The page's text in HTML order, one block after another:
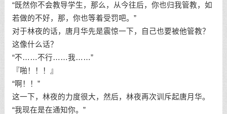
“既然你不会教导学生，那么，从今往后，你也归我管教，如
若做的不好，那，你也等着受罚吧。”
对于林夜的话，唐月华先是震惊一下，自己也要被他管教？
这像什么话？
“不……不行……我……”
『啪！！！』
“啊！！”
这一下，林夜的力度很大，然后，林夜再次训斥起唐月华。
“我现在是在通知你。”